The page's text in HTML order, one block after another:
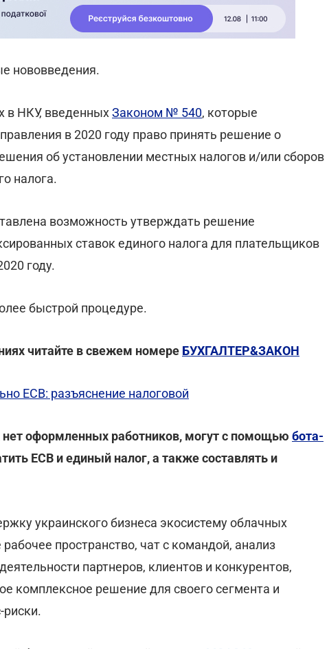
нововведения.
в НКУ, введенныхЗаконом № 540, которые
в 2020 году право принять решение о
об установлении местных налогов и/или сборов
налога.
возможность утверждать решение
ставок единого налога для плательщиков
году.
быстрой процедуре.
читайте в свежем номере БУХГАЛТЕР&ЗАКОН
ЕСВ: разъяснение налоговой
оформленных работников, могут с помощью бота-
ЕСВ и единый налог, а также составлять и
украинского бизнеса экосистему облачных
пространство, чат с командой, анализ
партнеров, клиентов и конкурентов,
комплексное решение для своего сегмента и
риски.